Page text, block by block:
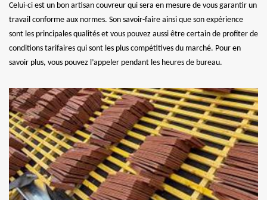
Celui-ci est un bon artisan couvreur qui sera en mesure de vous garantir un
travail conforme aux normes. Son savoir-faire ainsi que son expérience
sont les principales qualités et vous pouvez aussi être certain de profiter de
conditions tarifaires qui sont les plus compétitives du marché. Pour en
savoir plus, vous pouvez l’appeler pendant les heures de bureau.